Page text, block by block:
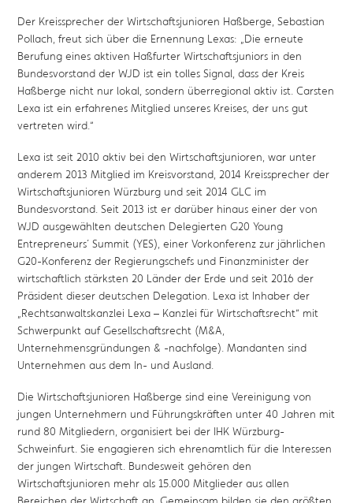
Der Kreissprecher der Wirtschaftsjunioren Haßberge, Sebastian
Pollach, freut sich über die Ernennung Lexas: „Die erneute
Berufung eines aktiven Haßfurter Wirtschaftsjuniors in den
Bundesvorstand der WJD ist ein tolles Signal, dass der Kreis
Haßberge nicht nur lokal, sondern überregional aktiv ist. Carsten
Lexa ist ein erfahrenes Mitglied unseres Kreises, der uns gut
vertreten wird.“
Lexa ist seit 2010 aktiv bei den Wirtschaftsjunioren, war unter
anderem 2013 Mitglied im Kreisvorstand, 2014 Kreissprecher der
Wirtschaftsjunioren Würzburg und seit 2014 GLC im
Bundesvorstand. Seit 2013 ist er darüber hinaus einer der von
WJD ausgewählten deutschen Delegierten G20 Young
Entrepreneurs´ Summit (YES), einer Vorkonferenz zur jährlichen
G20-Konferenz der Regierungschefs und Finanzminister der
wirtschaftlich stärksten 20 Länder der Erde und seit 2016 der
Präsident dieser deutschen Delegation. Lexa ist Inhaber der
„Rechtsanwaltskanzlei Lexa – Kanzlei für Wirtschaftsrecht“ mit
Schwerpunkt auf Gesellschaftsrecht (M&A,
Unternehmensgründungen & -nachfolge). Mandanten sind
Unternehmen aus dem In- und Ausland.
Die Wirtschaftsjunioren Haßberge sind eine Vereinigung von
jungen Unternehmern und Führungskräften unter 40 Jahren mit
rund 80 Mitgliedern, organisiert bei der IHK Würzburg-
Schweinfurt. Sie engagieren sich ehrenamtlich für die Interessen
der jungen Wirtschaft. Bundesweit gehören den
Wirtschaftsjunioren mehr als 15.000 Mitglieder aus allen